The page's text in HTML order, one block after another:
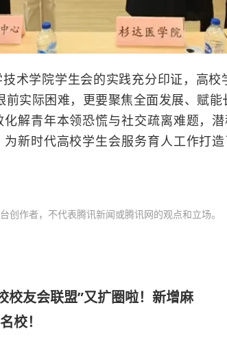
技术学院学生会的实践充分印证，高校
前实际困难，更要聚焦全面发展、赋能
解青年本领恐慌与社交疏离难题，
新时代高校学生会服务育人工作打
创作者，不代表腾讯新闻或腾讯网的观点和立场。
校友会联盟”又扩圈啦！新增麻
校！